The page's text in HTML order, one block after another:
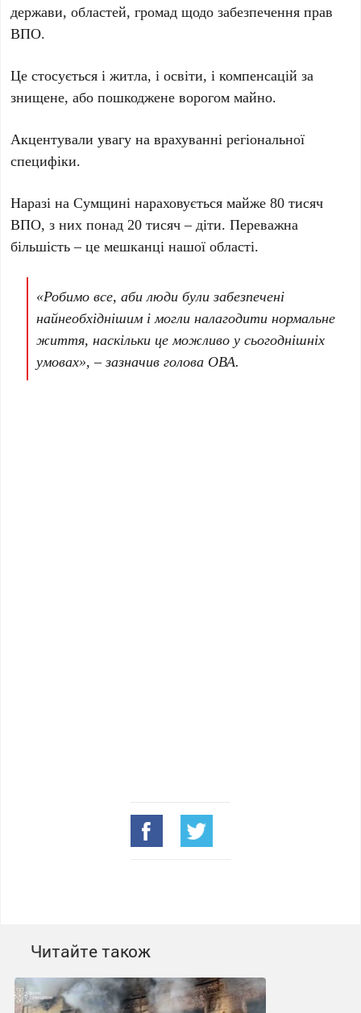
держави, областей, громад щодо забезпечення прав
ВПО.
Це стосується і житла, і освіти, і компенсацій за
знищене, або пошкоджене ворогом майно.
Акцентували увагу на врахуванні регіональної
специфіки.
Наразі на Сумщині нараховується майже 80 тисяч
ВПО, з них понад 20 тисяч – діти. Переважна
більшість – це мешканці нашої області.
«Робимо все, аби люди були забезпечені
найнеобхіднішим і могли налагодити нормальне
життя, наскільки це можливо у сьогоднішніх
умовах», – зазначив голова ОВА.
Читайте також